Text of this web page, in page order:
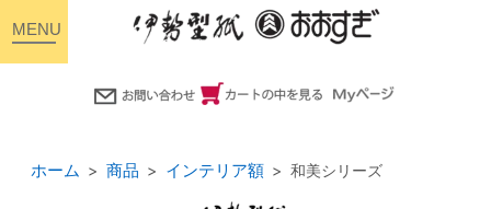
ホーム 商品 インテリア額 和美シリーズ
toggle
navigation